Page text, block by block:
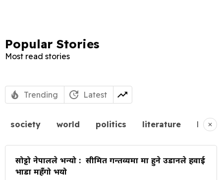
Popular Stories
Most read stories
Trending Latest
society world politics literature
सोट्टो नेपालले भन्यो : सीमित गन्तव्यमा मात्र हुने उडानले हवाई
भाडा महँगो भयो